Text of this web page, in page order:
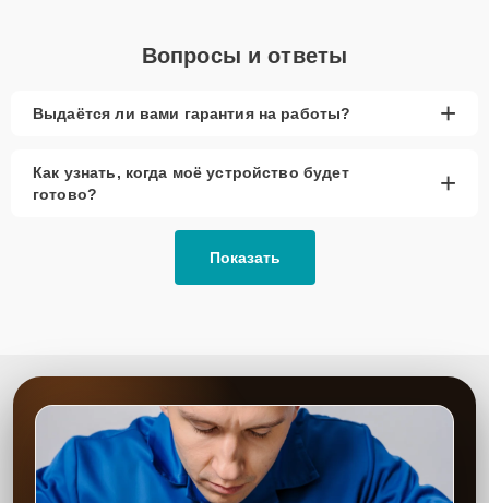
Вопросы и ответы
Выдаётся ли вами гарантия на работы? +
Как узнать, когда моё устройство будет
готово?
+
Показать